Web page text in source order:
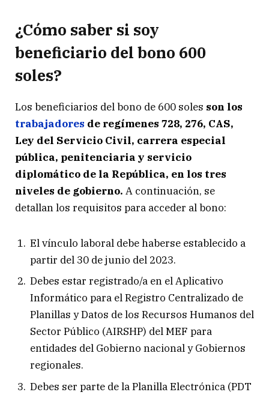
¿Cómo saber si soy
beneficiario del bono 600
soles?
Los beneficiarios del bono de 600 soles son los
trabajadores de regímenes 728, 276, CAS,
Ley del Servicio Civil, carrera especial
pública, penitenciaria y servicio
diplomático de la República, en los tres
niveles de gobierno. A continuación, se
detallan los requisitos para acceder al bono:
El vínculo laboral debe haberse establecido a
partir del 30 de junio del 2023.
Debes estar registrado/a en el Aplicativo
Informático para el Registro Centralizado de
Planillas y Datos de los Recursos Humanos del
Sector Público (AIRSHP) del MEF para
entidades del Gobierno nacional y Gobiernos
regionales.
Debes ser parte de la Planilla Electrónica (PDT